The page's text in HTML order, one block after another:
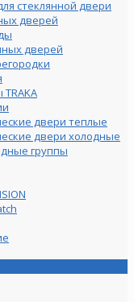
стеклянной двери
дверей
дверей
двери теплые
двери холодные
группы